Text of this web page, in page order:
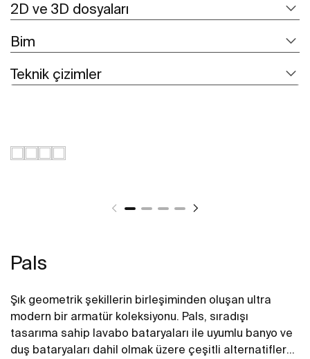
2D ve 3D dosyaları
Bim
Teknik çizimler
Pals
Şık geometrik şekillerin birleşiminden oluşan ultra
modern bir armatür koleksiyonu. Pals, sıradışı
tasarıma sahip lavabo bataryaları ile uyumlu banyo ve
duş bataryaları dahil olmak üzere çeşitli alternatiflere